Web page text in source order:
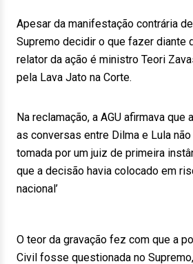
Apesar da manifestação contrária
Supremo decidir o que fazer diante
relator da ação é ministro Teori
pela Lava Jato na Corte.
Na reclamação, a AGU afirmava
as conversas entre Dilma e Lula
tomada por um juiz de primeira
que a decisão havia colocado em
nacional’
O teor da gravação fez com que a
Civil fosse questionada no